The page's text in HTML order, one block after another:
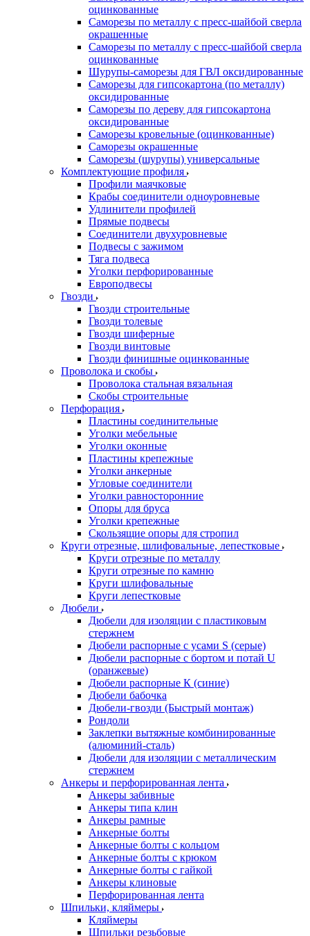
оцинкованные
Саморезы по металлу с пресс-шайбой сверла
окрашенные
Саморезы по металлу с пресс-шайбой сверла
оцинкованные
Шурупы-саморезы для ГВЛ оксидированные
Саморезы для гипсокартона (по металлу)
оксидированные
Саморезы по дереву для гипсокартона
оксидированные
Саморезы кровельные (оцинкованные)
Саморезы окрашенные
Саморезы (шурупы) универсальные
Комплектующие профиля
Профили маячковые
Крабы соединители одноуровневые
Удлинители профилей
Прямые подвесы
Соединители двухуровневые
Подвесы с зажимом
Тяга подвеса
Уголки перфорированные
Европодвесы
Гвозди
Гвозди строительные
Гвозди толевые
Гвозди шиферные
Гвозди винтовые
Гвозди финишные оцинкованные
Проволока и скобы
Проволока стальная вязальная
Скобы строительные
Перфорация
Пластины соединительные
Уголки мебельные
Уголки оконные
Пластины крепежные
Уголки анкерные
Угловые соединители
Уголки равносторонние
Опоры для бруса
Уголки крепежные
Скользящие опоры для стропил
Круги отрезные, шлифовальные, лепестковые
Круги отрезные по металлу
Круги отрезные по камню
Круги шлифовальные
Круги лепестковые
Дюбели
Дюбели для изоляции с пластиковым
стержнем
Дюбели распорные с усами S (серые)
Дюбели распорные c бортом и потай U
(оранжевые)
Дюбели распорные К (синие)
Дюбели бабочка
Дюбели-гвозди (Быстрый монтаж)
Рондоли
Заклепки вытяжные комбинированные
(алюминий-сталь)
Дюбели для изоляции с металлическим
стержнем
Анкеры и перфорированная лента
Анкеры забивные
Анкеры типа клин
Анкеры рамные
Анкерные болты
Анкерные болты с кольцом
Анкерные болты с крюком
Анкерные болты с гайкой
Анкеры клиновые
Перфорированная лента
Шпильки, кляймеры
Кляймеры
Шпильки резьбовые